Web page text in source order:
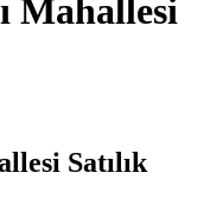
Mahallesi
Satılık